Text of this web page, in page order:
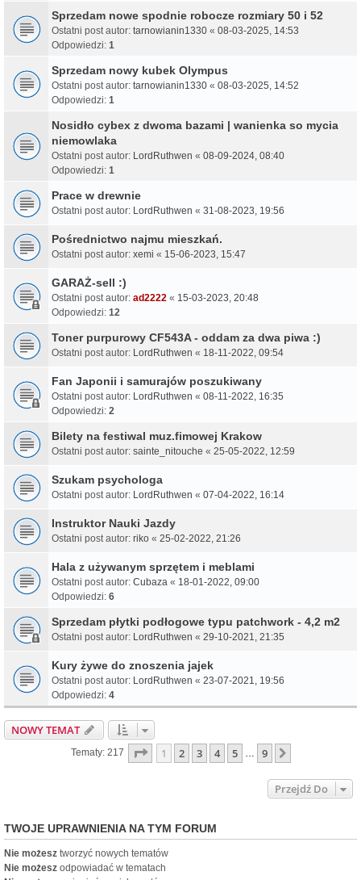
Sprzedam nowe spodnie robocze rozmiary 50 i 52
Ostatni post autor: tarnowianin1330 « 08-03-2025, 14:53
Odpowiedzi: 1
Sprzedam nowy kubek Olympus
Ostatni post autor: tarnowianin1330 « 08-03-2025, 14:52
Odpowiedzi: 1
Nosidło cybex z dwoma bazami | wanienka so mycia
niemowlaka
Ostatni post autor: LordRuthwen « 08-09-2024, 08:40
Odpowiedzi: 1
Prace w drewnie
Ostatni post autor: LordRuthwen « 31-08-2023, 19:56
Pośrednictwo najmu mieszkań.
Ostatni post autor: xemi « 15-06-2023, 15:47
GARAŻ-sell :)
Ostatni post autor: ad2222 « 15-03-2023, 20:48
Odpowiedzi: 12
Toner purpurowy CF543A - oddam za dwa piwa :)
Ostatni post autor: LordRuthwen « 18-11-2022, 09:54
Fan Japonii i samurajów poszukiwany
Ostatni post autor: LordRuthwen « 08-11-2022, 16:35
Odpowiedzi: 2
Bilety na festiwal muz.fimowej Krakow
Ostatni post autor: sainte_nitouche « 25-05-2022, 12:59
Szukam psychologa
Ostatni post autor: LordRuthwen « 07-04-2022, 16:14
Instruktor Nauki Jazdy
Ostatni post autor: riko « 25-02-2022, 21:26
Hala z używanym sprzętem i meblami
Ostatni post autor: Cubaza « 18-01-2022, 09:00
Odpowiedzi: 6
Sprzedam płytki podłogowe typu patchwork - 4,2 m2
Ostatni post autor: LordRuthwen « 29-10-2021, 21:35
Kury żywe do znoszenia jajek
Ostatni post autor: LordRuthwen « 23-07-2021, 19:56
Odpowiedzi: 4
NOWY TEMAT
Tematy: 217 Strona1 Z9
1 2 3 4 5 … 9
Przejdź Do
TWOJE UPRAWNIENIA NA TYM FORUM
Nie możesz tworzyć nowych tematów
Nie możesz odpowiadać w tematach